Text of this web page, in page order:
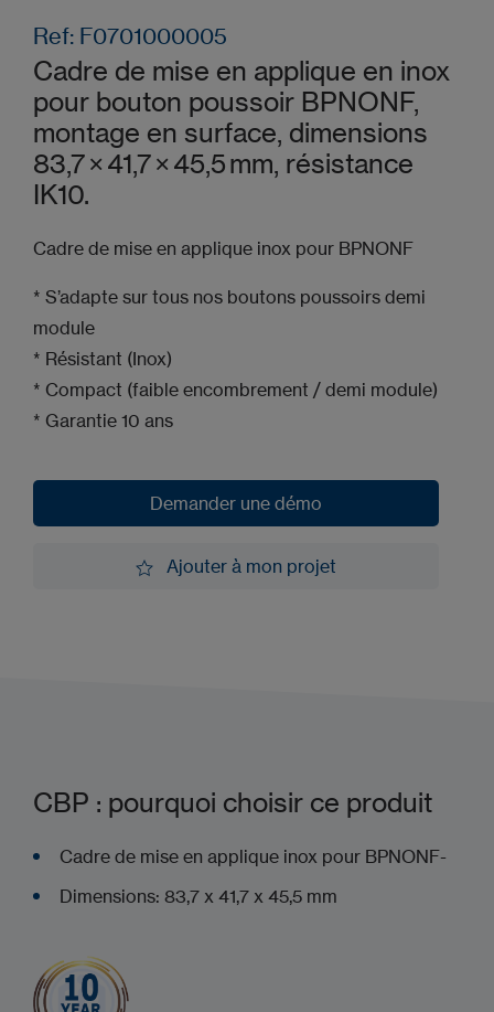
Ref: F0701000005
Cadre de mise en applique en inox
pour bouton poussoir BPNONF,
montage en surface, dimensions
83,7 × 41,7 × 45,5 mm, résistance
IK10.
Cadre de mise en applique inox pour BPNONF
* S’adapte sur tous nos boutons poussoirs demi
module
* Résistant (Inox)
* Compact (faible encombrement / demi module)
* Garantie 10 ans
Demander une démo
Ajouter à mon projet
CBP : pourquoi choisir ce produit
Cadre de mise en applique inox pour BPNONF-
Dimensions: 83,7 x 41,7 x 45,5 mm